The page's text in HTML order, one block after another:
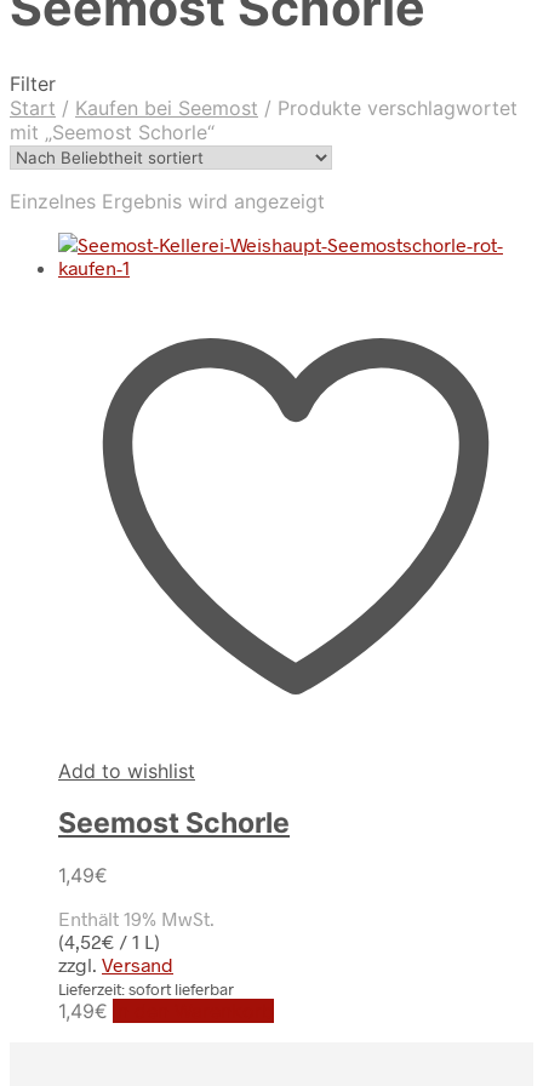
Filter
Start / Kaufen bei Seemost / Produkte verschlagwortet
mit „Seemost Schorle“
Einzelnes Ergebnis wird angezeigt
Add to wishlist
Seemost Schorle
1,49€
Enthält 19% MwSt.
(4,52€ / 1 L)
zzgl. Versand
Lieferzeit: sofort lieferbar
1,49€